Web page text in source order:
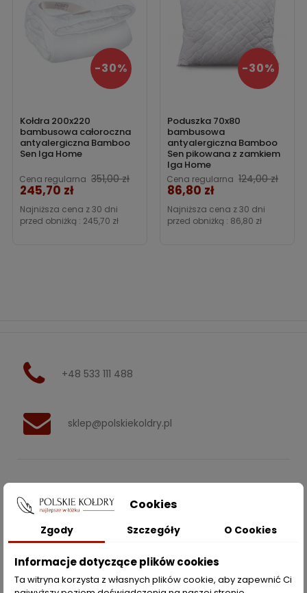
Kołdra 200x220
bambusowa całoroczna
antyalergiczna Bamboo
Sen Iga Home
Cena regularna 351,00 zł
-30%
245,70 zł
Najniższa cena z 30 dni
przed obniżką : 245,70 zł
Poduszka 70x80
bambusowa
antyalergiczna Bamboo
Sen pikowana z zamkiem
Iga Home
Cena regularna 124,00 zł
-30%
Cena
86,80 zł
Najniższa cena z 30 dni
przed obniżką : 86,80 zł
+48 533 111 488
sklep@polskiekoldry.pl
INFORMACJE 
ZAKUPY
Cookies
Zgody Szczegóły O Cookies
Informacje dotyczące plików cookies
Ta witryna korzysta z własnych plików cookie, aby zapewnić Ci